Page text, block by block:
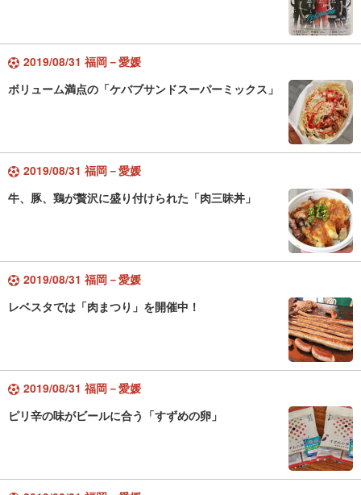
2019/08/31 福岡－愛媛
ボリューム満点の「ケバブサンドスーパーミックス」
2019/08/31 福岡－愛媛
牛、豚、鶏が贅沢に盛り付けられた「肉三昧丼」
2019/08/31 福岡－愛媛
レベスタでは「肉まつり」を開催中！
2019/08/31 福岡－愛媛
ピリ辛の味がビールに合う「すずめの卵」